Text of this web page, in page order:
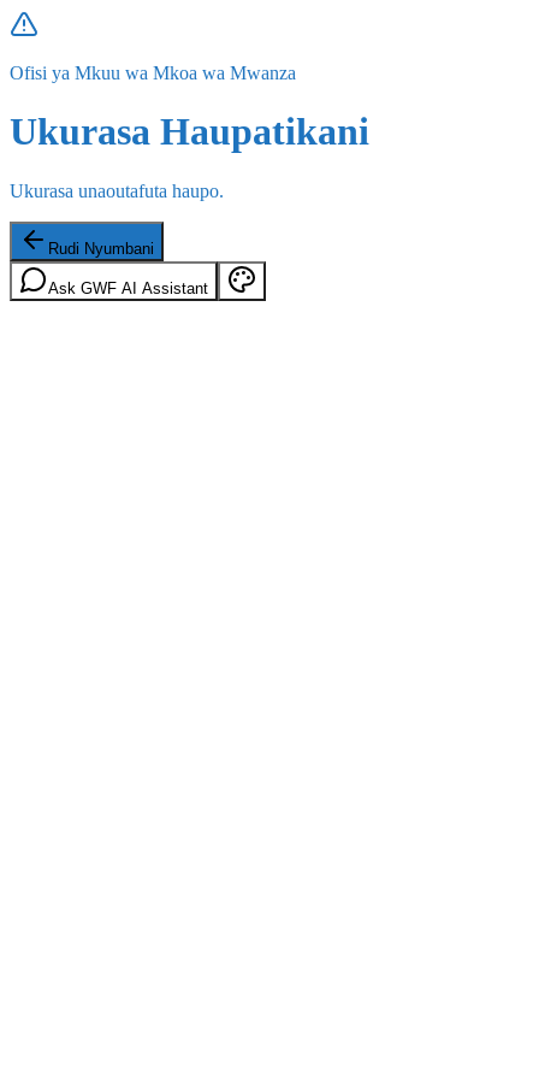
Ofisi ya Mkuu wa Mkoa wa Mwanza
Ukurasa Haupatikani
Ukurasa unaoutafuta haupo.
Rudi Nyumbani
Ask GWF AI Assistant